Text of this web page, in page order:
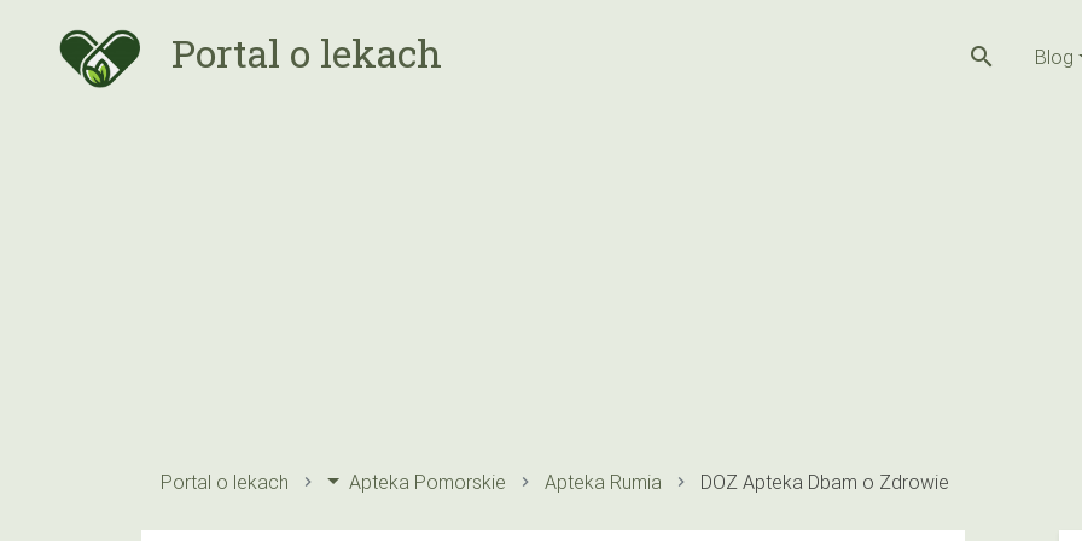
Portal o lekach search Blog
Portal o lekach Apteka Pomorskie Apteka Rumia DOZ Apteka Dbam o Zdrowie